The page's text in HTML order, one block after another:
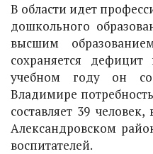
В области идет
дошкольного
высшим
сохраняется
учебном году он
Владимире
составляет 39
Александровском
воспитателей.